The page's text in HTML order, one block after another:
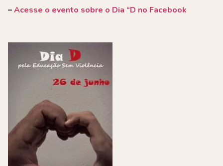
–Acesse o evento sobre o Dia “D no Facebook